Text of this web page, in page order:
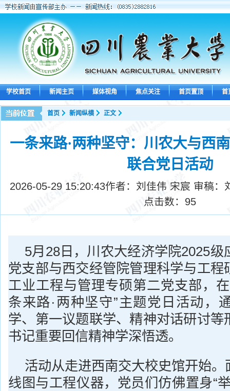
学校首页 新闻主页 媒体视角 焦点关注 首页置顶 首
首页 新闻纵横 正文
一条来路·两种坚守：川农大与西
联合党日活动
2026-05-29 15:20:43作者：刘佳伟 宋宸 审稿：
点击数： 95
5月28日，川农大经济学院2025级
党支部与西交经管院管理科学与工程
工业工程与管理专硕第二党支部，
条来路·两种坚守”主题党日活动，
学、第一议题联学、精神对话研讨等
书记重要回信精神学深悟透。
活动从走进西南交大校史馆开始
线图与工程仪器，党员们仿佛置身“